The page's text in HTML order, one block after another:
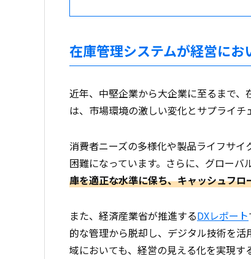
在庫管理システムが経営にお
近年、中堅企業から大企業に至るまで
は、市場環境の激しい変化とサプライチ
消費者ニーズの多様化や製品ライフサ
困難になっています。さらに、グローバ
庫を適正な水準に保ち、キャッシュフロ
また、経済産業省が推進するDXレポート
的な管理から脱却し、デジタル技術を
域においても、経営の見える化を実現す